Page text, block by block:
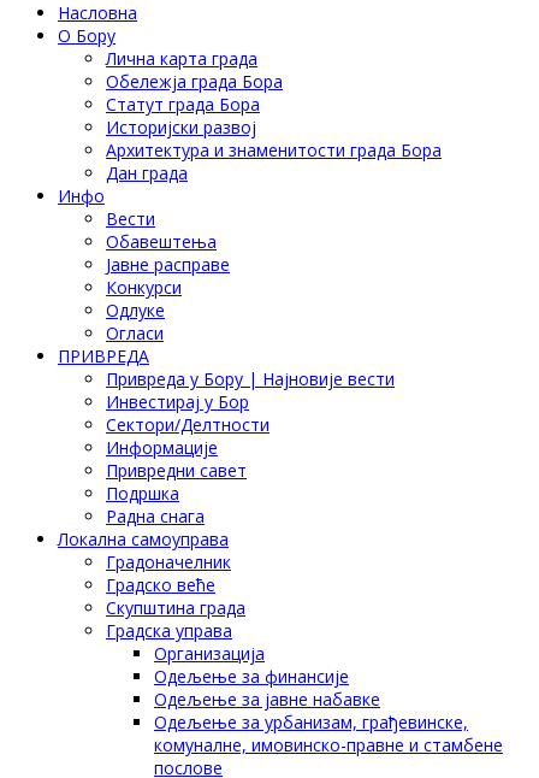
Насловна
О Бору
Лична карта града
Обележја града Бора
Статут града Бора
Историјски развој
Архитектура и знаменитости града Бора
Дан града
Инфо
Вести
Обавештења
Јавне расправе
Конкурси
Одлуке
Огласи
ПРИВРЕДА
Привреда у Бору | Најновије вести
Инвестирај у Бор
Сектори/Делтности
Информације
Привредни савет
Подршка
Радна снага
Локална самоуправа
Градоначелник
Градско веће
Скупштина града
Градска управа
Организација
Одељење за финансије
Одељење за јавне набавке
Одељење за урбанизам, грађевинске,
комуналне, имовинско-правне и стамбене
послове